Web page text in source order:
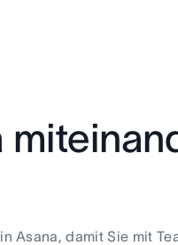
Asana, damit Sie mit